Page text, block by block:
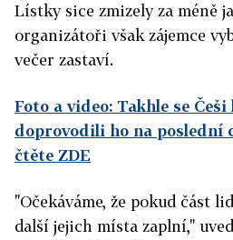
Lístky sice zmizely za méně
organizátoři však zájemce
večer zastaví.
Foto a video: Takhle se
doprovodili ho na poslední
čtěte ZDE
"Očekáváme, že pokud část
další jejich místa zaplní,"